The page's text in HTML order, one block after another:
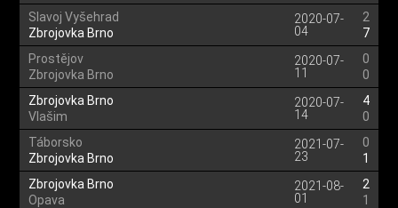
Slavoj Vyšehrad
Zbrojovka Brno
2020-07-
04
2
7
Prostějov
Zbrojovka Brno
2020-07-
11
0
0
Zbrojovka Brno
Vlašim
2020-07-
14
4
0
Táborsko
Zbrojovka Brno
2021-07-
23
0
1
Zbrojovka Brno
Opava
2021-08-
01
2
1